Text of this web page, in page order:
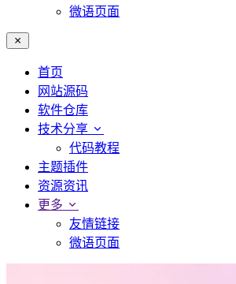
微语页面
首页
网站源码
软件仓库
技术分享
代码教程
主题插件
资源资讯
更多
友情链接
微语页面